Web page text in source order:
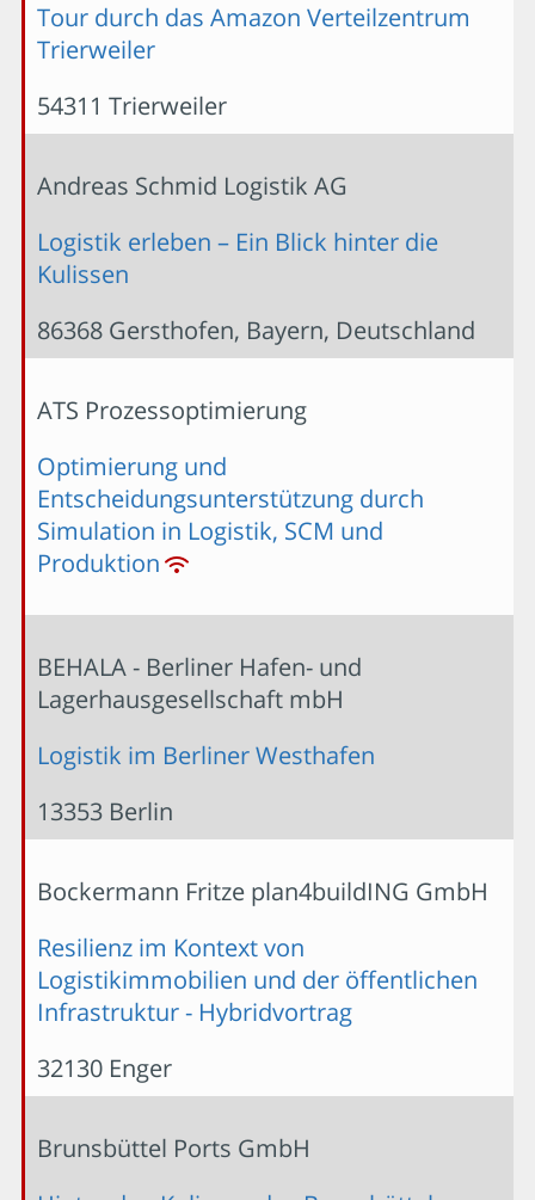
Tour durch das Amazon Verteilzentrum
Trierweiler
54311 Trierweiler
Andreas Schmid Logistik AG
Logistik erleben – Ein Blick hinter die
Kulissen
86368 Gersthofen, Bayern, Deutschland
ATS Prozessoptimierung
Optimierung und
Entscheidungsunterstützung durch
Simulation in Logistik, SCM und
Produktion
BEHALA - Berliner Hafen- und
Lagerhausgesellschaft mbH
Logistik im Berliner Westhafen
13353 Berlin
Bockermann Fritze plan4buildING GmbH
Resilienz im Kontext von
Logistikimmobilien und der öffentlichen
Infrastruktur - Hybridvortrag
32130 Enger
Brunsbüttel Ports GmbH